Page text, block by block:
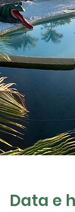
Data e